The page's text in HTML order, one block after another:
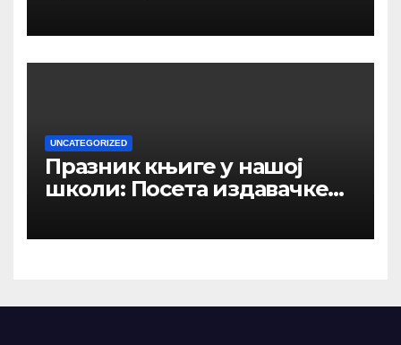
UNCATEGORIZED
Празник књиге у нашој
школи: Посета издавачке
Јединство“